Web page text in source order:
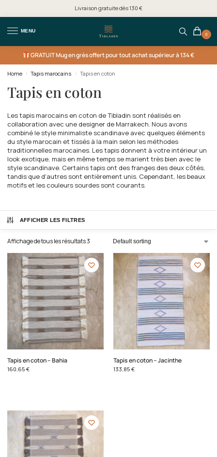
Livraison gratuite dès 130 €
MENU
0
GRATUITMug en grès offert pour tout achat supérieur à 134 €
Home / Tapis marocains / Tapis en coton
Tapis en coton
Les tapis marocains en coton de Tibladin sont réalisés en
collaboration avec une designer de Marrakech. Nous avons
combiné le style minimaliste scandinave avec quelques éléments
du style marocain et tissés à la main selon les méthodes
traditionnelles marocaines. Les tapis donnent à votre intérieur un
look exotique, mais en même temps se marient très bien avec le
style scandinave. Certains tapis ont des franges des deux côtés,
tandis que d'autres sont entièrement unis. Cependant, les beaux
motifs et les couleurs sourdes sont courants.
AFFICHER LES FILTRES
Affichage de tous les résultats 3
Tapis en coton – Bahia
160,65 €
Tapis en coton – Jacinthe
133,85 €